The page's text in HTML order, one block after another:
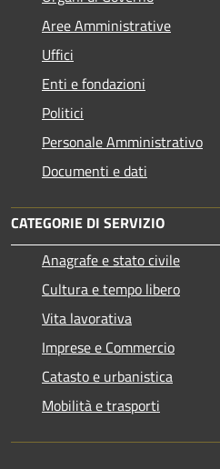
Aree Amministrative
Uffici
Enti e fondazioni
Politici
Personale Amministrativo
Documenti e dati
CATEGORIE DI SERVIZIO
Anagrafe e stato civile
Cultura e tempo libero
Vita lavorativa
Imprese e Commercio
Catasto e urbanistica
Mobilità e trasporti